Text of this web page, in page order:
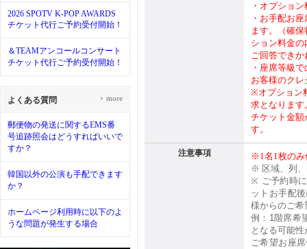
2026 SPOTV K-POP AWARDS
チケット代行ご予約受付開始！
＆TEAMアンコールコンサート
チケット代行ご予約受付開始！
よくある質問
郵便物の発送に関するEMS番
号追跡照会はどうすればいいで
すか？
韓国以外の公演も手配できます
か？
ホームページ利用時に以下のよ
うな問題が発生する場合
› more
・オプショ
・お手配お
ます。（確
ション料金
ご回答できか
・座席等級
お客様のク
※オプション
求となります
チケット金額
す。
注意事項
※1名1枚のみ
※ 区域、列
※ ご予約時
ットお手配
様からのご希
例： 1階席希
となる可能
ご希望お座